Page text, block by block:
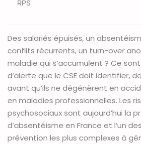
RPS
Des salariés épuisés, un
conflits récurrents, un turn-over
maladie qui s’accumulent ? Ce
d’alerte que le CSE doit identifier,
avant qu’ils ne dégénèrent en
en maladies professionnelles. Les
psychosociaux sont aujourd’hui la
d’absentéisme en France et l’un
prévention les plus complexes à